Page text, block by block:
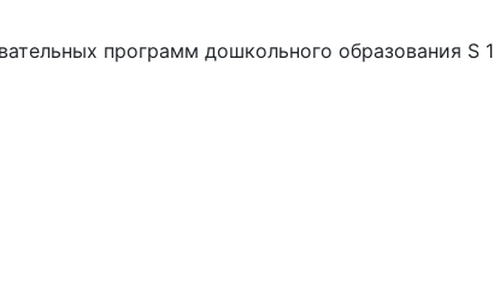
программ дошкольного образования S 1